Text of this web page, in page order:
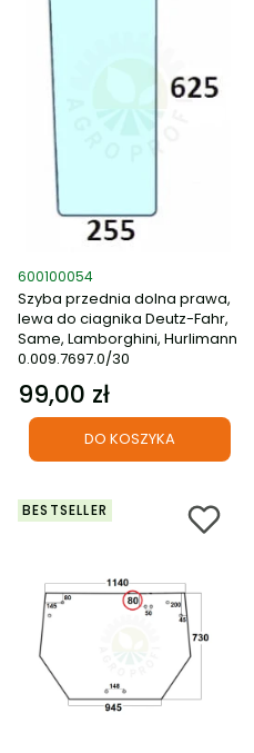
Kod produktu
600100054
Szyba przednia dolna prawa,
lewa do ciagnika Deutz-Fahr,
Same, Lamborghini, Hurlimann
0.009.7697.0/30
Cena
99,00 zł
DO KOSZYKA
BESTSELLER